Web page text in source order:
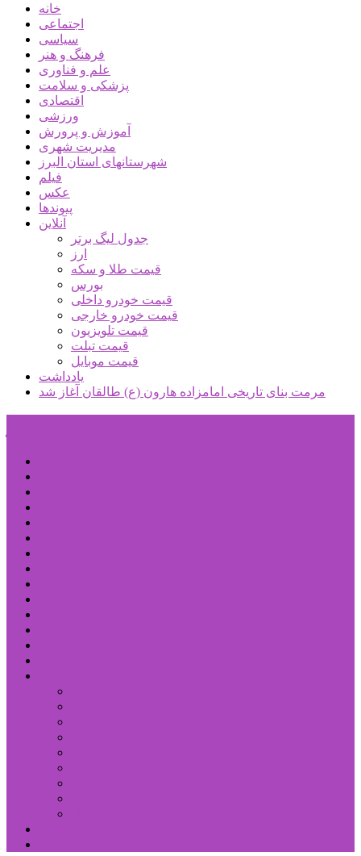
خانه
اجتماعی
سیاسی
فرهنگ و هنر
علم و فناوری
پزشکی و سلامت
اقتصادی
ورزشی
آموزش و پرورش
مدیریت شهری
شهرستانهای استان البرز
فیلم
عکس
پیوندها
آنلاین
جدول لیگ برتر
ارز
قیمت طلا و سکه
بورس
قیمت خودرو داخلی
قیمت خودرو خارجی
قیمت تلویزیون
قیمت تبلت
قیمت موبایل
یادداشت
مرمت بنای تاریخی امامزاده هارون (ع) طالقان آغاز شد